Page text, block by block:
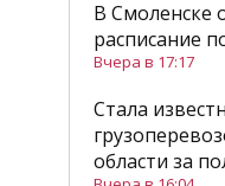
В Смоленске
расписание
Вчера в 17:17
Стала
области за